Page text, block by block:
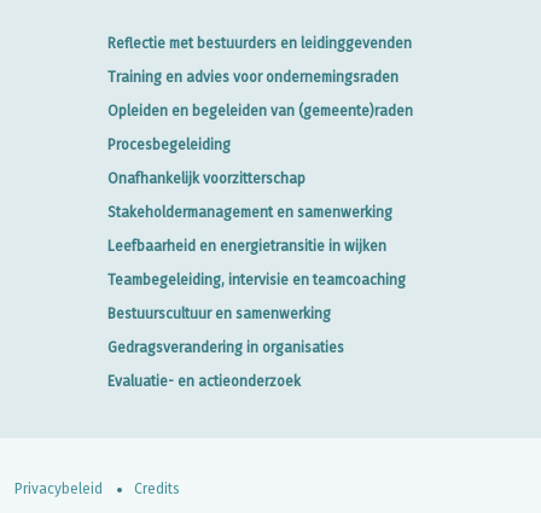
Reflectie met bestuurders en leidinggevenden
Training en advies voor ondernemingsraden
Opleiden en begeleiden van (gemeente)raden
Procesbegeleiding
Onafhankelijk voorzitterschap
Stakeholdermanagement en samenwerking
Leefbaarheid en energietransitie in wijken
Teambegeleiding, intervisie en teamcoaching
Bestuurscultuur en samenwerking
Gedragsverandering in organisaties
Evaluatie- en actieonderzoek
Privacybeleid Credits